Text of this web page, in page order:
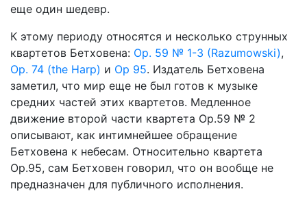
еще один шедевр.
К этому периоду относятся и несколько струнных
квартетов Бетховена: Op. 59 № 1-3 (Razumowski),
Op. 74 (the Harp) и Op 95. Издатель Бетховена
заметил, что мир еще не был готов к музыке
средних частей этих квартетов. Медленное
движение второй части квартета Op.59 № 2
описывают, как интимнейшее обращение
Бетховена к небесам. Относительно квартета
Op.95, сам Бетховен говорил, что он вообще не
предназначен для публичного исполнения.